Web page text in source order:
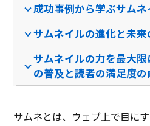
成功事例から学ぶサムネ
サムネイルの進化と未来
サムネイルの力を最大
の普及と読者の満足度
サムネとは、ウェブ上で目に